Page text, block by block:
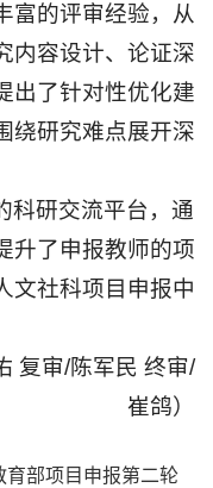
富的评审经验，从
内容设计、论证深
出了针对性优化建
绕研究难点展开深
科研交流平台，通
升了申报教师的项
文社科项目申报中
复审/陈军民 终审/
崔鸽）
部项目申报第二轮